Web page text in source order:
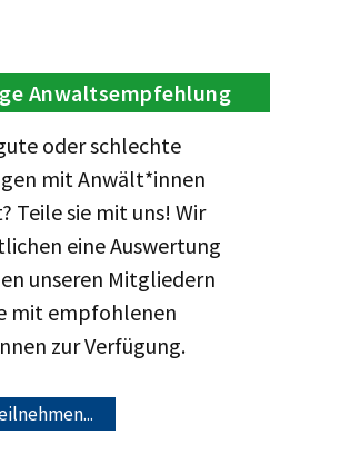
Anwaltsempfehlung
oder schlechte
mit Anwält*innen
Teile sie mit uns! Wir
eine Auswertung
unseren Mitgliedern
mit empfohlenen
zur Verfügung.